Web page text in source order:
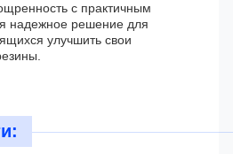
с практичным
надежное решение для
улучшить свои